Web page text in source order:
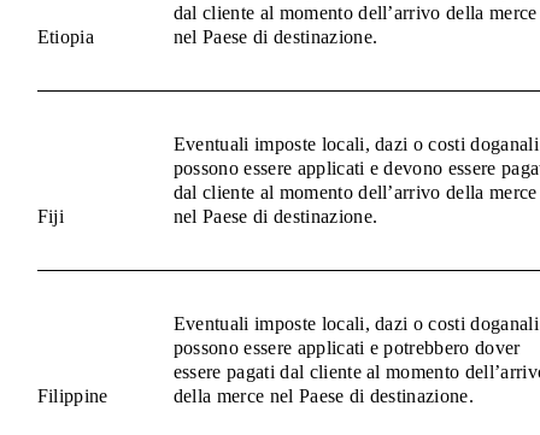
Etiopia
dal cliente al momento dell’arrivo della merce
nel Paese di destinazione.
Fiji
Eventuali imposte locali, dazi o costi doganali
possono essere applicati e devono essere
dal cliente al momento dell’arrivo della merce
nel Paese di destinazione.
Filippine
Eventuali imposte locali, dazi o costi doganali
possono essere applicati e potrebbero dover
essere pagati dal cliente al momento
della merce nel Paese di destinazione.